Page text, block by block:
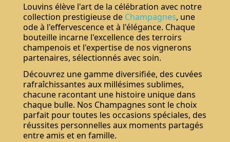
Louvins élève l'art de la célébration avec notre
collection prestigieuse de Champagnes, une
ode à l'effervescence et à l'élégance. Chaque
bouteille incarne l'excellence des terroirs
champenois et l'expertise de nos vignerons
partenaires, sélectionnés avec soin.
Découvrez une gamme diversifiée, des cuvées
rafraîchissantes aux millésimes sublimes,
chacune racontant une histoire unique dans
chaque bulle. Nos Champagnes sont le choix
parfait pour toutes les occasions spéciales, des
réussites personnelles aux moments partagés
entre amis et en famille.